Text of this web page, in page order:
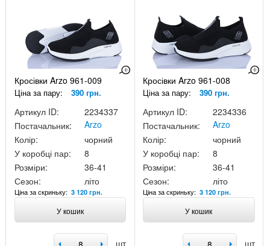
Кросівки Arzo 961-009
Ціна за пару: 390 грн.
Артикул ID:
2234337
Постачальник:
Arzo
Колір:
чорний
У коробці пар:
8
Розміри:
36-41
Сезон:
літо
Ціна за скриньку: 3 120 грн.
У кошик
шт
Кросівки Arzo 961-008
Ціна за пару: 390 грн.
Артикул ID:
2234336
Постачальник:
Arzo
Колір:
чорний
У коробці пар:
8
Розміри:
36-41
Сезон:
літо
Ціна за скриньку:3 120 грн.
У кошик
шт